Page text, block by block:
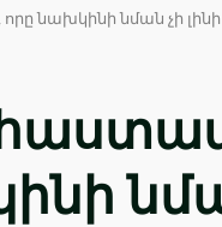
նախկինի նման չի լինի